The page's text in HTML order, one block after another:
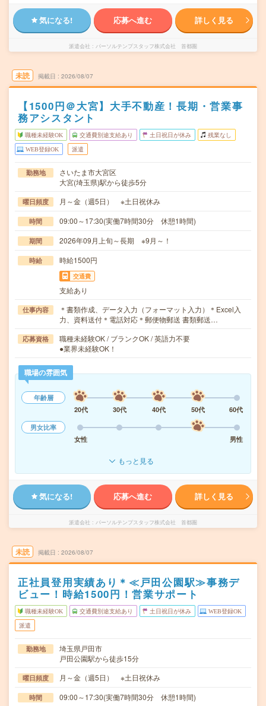
気になる! 応募へ進む 詳しく見る
派遣会社 パーソルテンプスタッフ株式会社 首都圏
未読 掲載日 2026/08/07
【1500円＠大宮】大手不動産！長期・営業事
務アシスタント
職種未経験OK 交通費別途支給あり 土日祝日が休み 残業なし
WEB登録OK 派遣
勤務地
さいたま市大宮区
大宮(埼玉県)駅から徒歩5分
曜日頻度 月～金（週5日） ※土日祝休み
時間 09:00～17:30(実働7時間30分 休憩1時間)
期間 2026年09月上旬～長期 ※9月～！
時給 時給1500円
交通費
支給あり
仕事内容
＊書類作成、データ入力（フォーマット入力）＊Excel入
力、資料送付＊電話対応＊郵便物郵送 書類郵送…
応募資格
職種未経験OK / ブランクOK / 英語力不要
●業界未経験OK！
職場の雰囲気
年齢層
20代
30代 40代 50代
60代
男女比率
女性
男性
もっと見る
気になる! 応募へ進む 詳しく見る
派遣会社 パーソルテンプスタッフ株式会社 首都圏
未読 掲載日 2026/08/07
正社員登用実績あり＊≪戸田公園駅≫事務デ
ビュー！時給1500円！営業サポート
職種未経験OK 交通費別途支給あり 土日祝日が休み WEB登録OK
派遣
勤務地
埼玉県戸田市
戸田公園駅から徒歩15分
曜日頻度 月～金（週5日） ※土日祝休み
時間 09:00～17:30(実働7時間30分 休憩1時間)